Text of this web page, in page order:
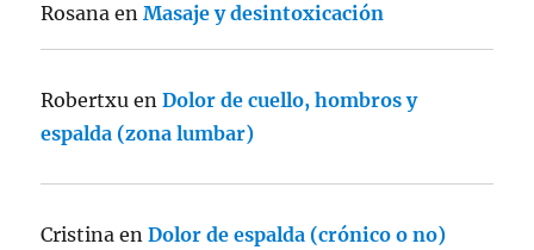
Rosana enMasaje y desintoxicación
Robertxu enDolor de cuello, hombros y
espalda (zona lumbar)
Cristina enDolor de espalda (crónico o no)